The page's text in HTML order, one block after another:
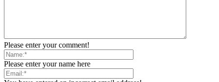
Please enter your comment!
Please enter your name here